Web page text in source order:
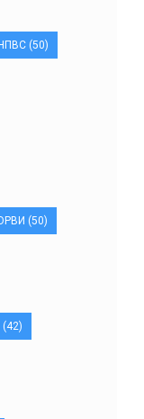
(50)
(50)
(42)